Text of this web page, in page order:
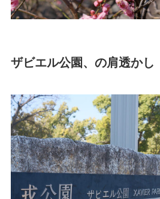
ザビエル公園、の肩透かし